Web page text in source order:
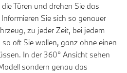
Türen und drehen Sie das
Sie sich so genauer
zu jeder Zeit, bei jedem
oft Sie wollen, ganz ohne einen
In der 360° Ansicht sehen
sondern genau das